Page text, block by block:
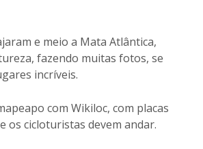
e meio a Mata Atlântica,
fazendo muitas fotos, se
incríveis.
com Wikiloc, com placas
os cicloturistas devem andar.